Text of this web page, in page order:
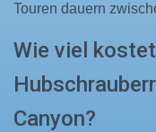
Touren dauern
Wie viel
Canyon?